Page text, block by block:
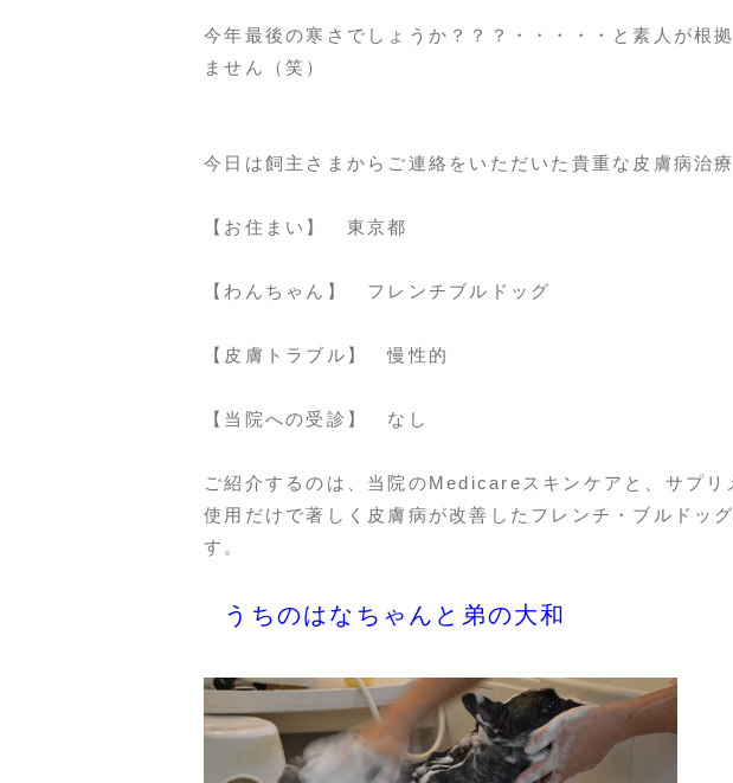
今年最後の寒さでしょうか？？？・・・・・と素人が根
ません（笑）
今日は飼主さまからご連絡をいただいた貴重な皮膚病治
【お住まい】 東京都
【わんちゃん】 フレンチブルドッグ
【皮膚トラブル】 慢性的
【当院への受診】 なし
ご紹介するのは、当院のMedicareスキンケアと、サプ
使用だけで著しく皮膚病が改善したフレンチ・ブルドッ
す。
うちのはなちゃんと弟の大和